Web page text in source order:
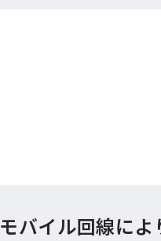
モバイル回線に